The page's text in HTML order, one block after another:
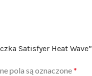
Satisfyer Heat Wave”
pola są oznaczone*